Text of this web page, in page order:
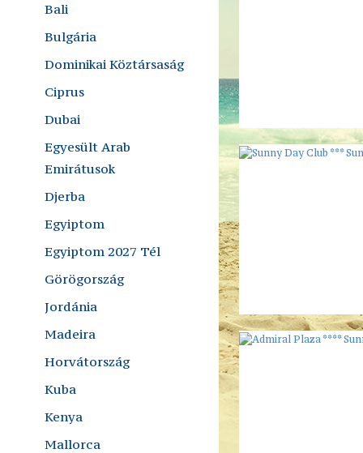
Bali
Bulgária
Dominikai Köztársaság
Ciprus
Dubai
Egyesült Arab
Emirátusok
Djerba
Egyiptom
Egyiptom 2027 Tél
Görögország
Jordánia
Madeira
Horvátország
Kuba
Kenya
Mallorca